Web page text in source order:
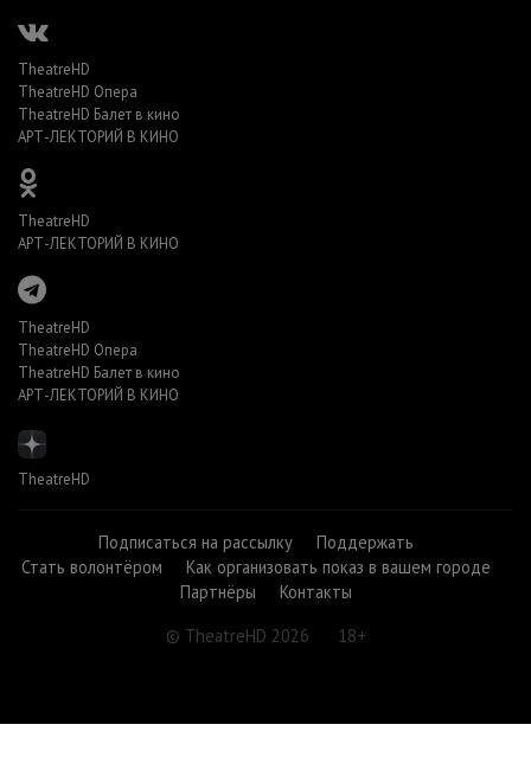
TheatreHD
TheatreHD Опера
TheatreHD Балет в кино
АРТ-ЛЕКТОРИЙ В КИНО
TheatreHD
АРТ-ЛЕКТОРИЙ В КИНО
TheatreHD
TheatreHD Опера
TheatreHD Балет в кино
АРТ-ЛЕКТОРИЙ В КИНО
TheatreHD
Подписаться на рассылку
Поддержать
Стать волонтёром
Как организовать показ в вашем городе
Партнёры
Контакты
© TheatreHD 2026
18+